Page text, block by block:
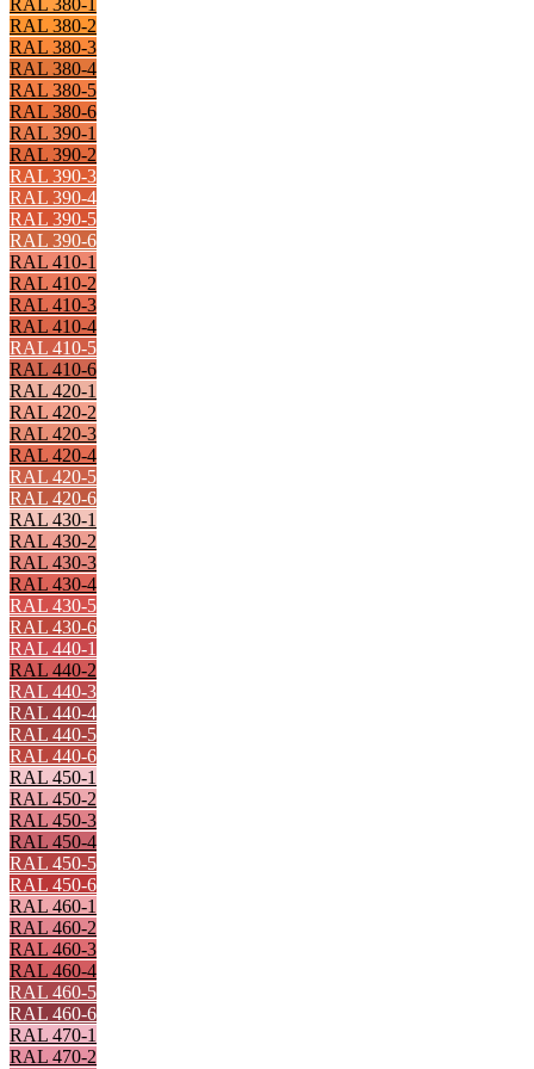
RAL 380-1
RAL 380-2
RAL 380-3
RAL 380-4
RAL 380-5
RAL 380-6
RAL 390-1
RAL 390-2
RAL 390-3
RAL 390-4
RAL 390-5
RAL 390-6
RAL 410-1
RAL 410-2
RAL 410-3
RAL 410-4
RAL 410-5
RAL 410-6
RAL 420-1
RAL 420-2
RAL 420-3
RAL 420-4
RAL 420-5
RAL 420-6
RAL 430-1
RAL 430-2
RAL 430-3
RAL 430-4
RAL 430-5
RAL 430-6
RAL 440-1
RAL 440-2
RAL 440-3
RAL 440-4
RAL 440-5
RAL 440-6
RAL 450-1
RAL 450-2
RAL 450-3
RAL 450-4
RAL 450-5
RAL 450-6
RAL 460-1
RAL 460-2
RAL 460-3
RAL 460-4
RAL 460-5
RAL 460-6
RAL 470-1
RAL 470-2